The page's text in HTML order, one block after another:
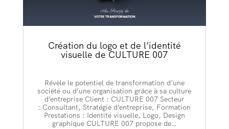
Création du logo et de l’identité
visuelle de CULTURE 007
Révèle le potentiel de transformation d’une
société ou d’une organisation grâce à sa culture
d’entreprise Client : CULTURE 007 Secteur
: Consultant, Stratégie d’entreprise, Formation
Prestations : Identité visuelle, Logo, Design
graphique CULTURE 007 propose de…